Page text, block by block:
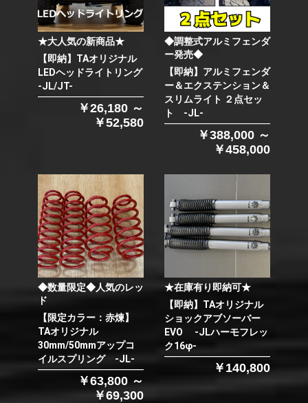
★大人気の新商品★
【即納】TAオリジナル
LEDヘッドライトリング
-JL/JT-
￥26,180 ～
￥52,580
◆調整式アルミフェンダ
ー発売◆
【即納】アルミフェンダ
ー＆エクステンション＆
スリムライト ２点セッ
ト -JL-
￥388,000 ～
￥458,000
◆数量限定◆人気のレッ
ド
【限定カラー：赤煉】
TAオリジナル
30mm/50mmアップコ
イルスプリング -JL-
￥63,800 ～
￥69,300
★在庫有り即納可★
【即納】TAオリジナル
ショックアブソーバー
EVO -JLハーモフレッ
ク16φ-
￥140,800